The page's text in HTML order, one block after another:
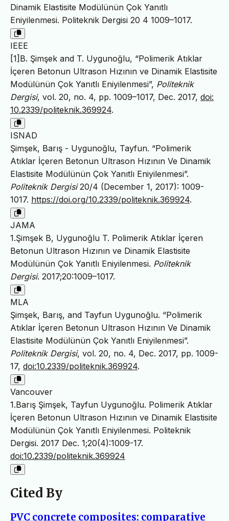
Dinamik Elastisite Modülünün Çok Yanıtlı
Eniyilenmesi. Politeknik Dergisi 20 4 1009–1017.
IEEE
[1]B. Şimşek and T. Uygunoğlu, “Polimerik Atıklar
İçeren Betonun Ultrason Hızının ve Dinamik Elastisite
Modülünün Çok Yanıtlı Eniyilenmesi”, Politeknik
Dergisi, vol. 20, no. 4, pp. 1009–1017, Dec. 2017, doi:
10.2339/politeknik.369924.
ISNAD
Şimşek, Barış - Uygunoğlu, Tayfun. “Polimerik
Atıklar İçeren Betonun Ultrason Hızının Ve Dinamik
Elastisite Modülünün Çok Yanıtlı Eniyilenmesi”.
Politeknik Dergisi20/4 (December 1, 2017): 1009-
1017. https://doi.org/10.2339/politeknik.369924.
JAMA
1.Şimşek B, Uygunoğlu T. Polimerik Atıklar İçeren
Betonun Ultrason Hızının ve Dinamik Elastisite
Modülünün Çok Yanıtlı Eniyilenmesi. Politeknik
Dergisi. 2017;20:1009–1017.
MLA
Şimşek, Barış, and Tayfun Uygunoğlu. “Polimerik
Atıklar İçeren Betonun Ultrason Hızının Ve Dinamik
Elastisite Modülünün Çok Yanıtlı Eniyilenmesi”.
Politeknik Dergisi, vol. 20, no. 4, Dec. 2017, pp. 1009-
17, doi:10.2339/politeknik.369924.
Vancouver
1.Barış Şimşek, Tayfun Uygunoğlu. Polimerik Atıklar
İçeren Betonun Ultrason Hızının ve Dinamik Elastisite
Modülünün Çok Yanıtlı Eniyilenmesi. Politeknik
Dergisi. 2017 Dec. 1;20(4):1009-17.
doi:10.2339/politeknik.369924
Cited By
PVC concrete composites: comparative